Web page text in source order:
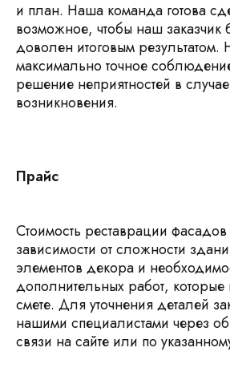
и план. Наша команда готова
возможное, чтобы наш заказчик
доволен итоговым
максимально точное
решение неприятностей в
возникновения.
Прайс
Стоимость реставрации фасадов
зависимости от сложности
элементов декора и
дополнительных работ, которые
смете. Для уточнения деталей
нашими специалистами через
связи на сайте или по